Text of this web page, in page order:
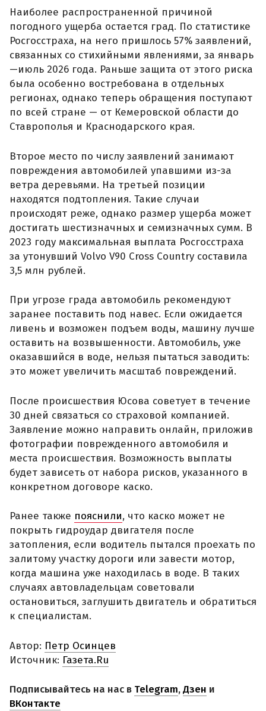
Наиболее распространенной причиной
погодного ущерба остается град. По статистике
Росгосстраха, на него пришлось 57% заявлений,
связанных со стихийными явлениями, за январь
—июль 2026 года. Раньше защита от этого риска
была особенно востребована в отдельных
регионах, однако теперь обращения поступают
по всей стране — от Кемеровской области до
Ставрополья и Краснодарского края.
Второе место по числу заявлений занимают
повреждения автомобилей упавшими из-за
ветра деревьями. На третьей позиции
находятся подтопления. Такие случаи
происходят реже, однако размер ущерба может
достигать шестизначных и семизначных сумм. В
2023 году максимальная выплата Росгосстраха
за утонувший Volvo V90 Cross Country составила
3,5 млн рублей.
При угрозе града автомобиль рекомендуют
заранее поставить под навес. Если ожидается
ливень и возможен подъем воды, машину лучше
оставить на возвышенности. Автомобиль, уже
оказавшийся в воде, нельзя пытаться заводить:
это может увеличить масштаб повреждений.
После происшествия Юсова советует в течение
30 дней связаться со страховой компанией.
Заявление можно направить онлайн, приложив
фотографии поврежденного автомобиля и
места происшествия. Возможность выплаты
будет зависеть от набора рисков, указанного в
конкретном договоре каско.
Ранее также пояснили, что каско может не
покрыть гидроудар двигателя после
затопления, если водитель пытался проехать по
залитому участку дороги или завести мотор,
когда машина уже находилась в воде. В таких
случаях автовладельцам советовали
остановиться, заглушить двигатель и обратиться
к специалистам.
Автор: Петр Осинцев
Источник: Газета.Ru
Подписывайтесь на нас в Telegram,Дзен и
ВКонтакте